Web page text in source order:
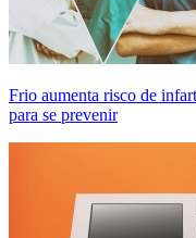
Frio aumenta risco de
para se prevenir